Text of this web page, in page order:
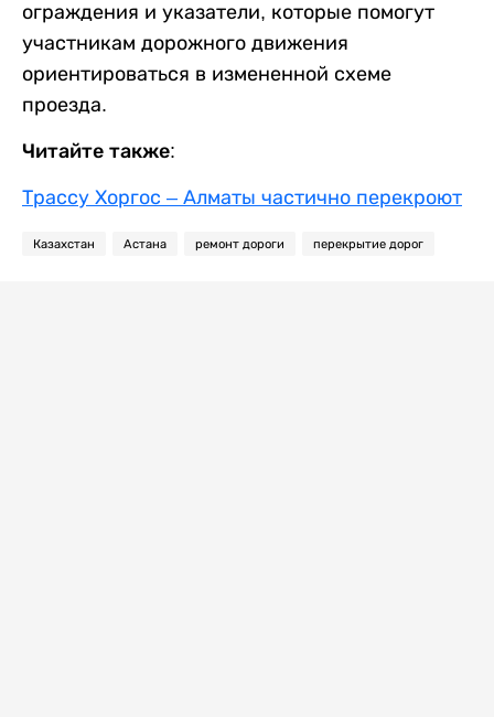
ограждения и указатели, которые помогут
участникам дорожного движения
ориентироваться в измененной схеме
проезда.
Читайте также:
Трассу Хоргос – Алматы частично перекроют
Казахстан Астана ремонт дороги перекрытие дорог